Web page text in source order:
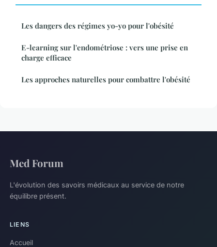
Les dangers des régimes yo-yo pour l'obésité
E-learning sur l'endométriose : vers une prise en
charge efficace
Les approches naturelles pour combattre l'obésité
Med Forum
L'évolution des savoirs médicaux au service de notre
équilibre présent.
LIENS
Accueil